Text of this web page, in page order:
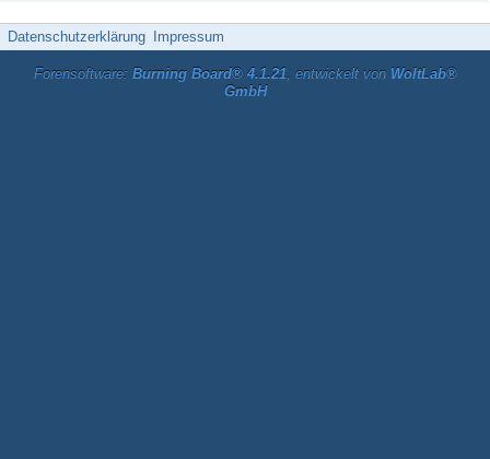
Datenschutzerklärung Impressum
Forensoftware: Burning Board® 4.1.21, entwickelt von WoltLab®
GmbH